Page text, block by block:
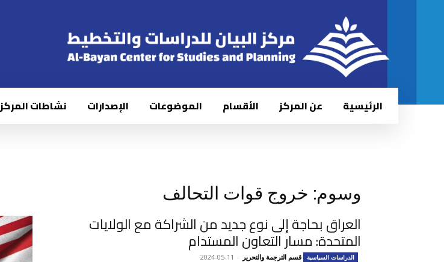
الرئيسية عن المركز الأقسام الموضوعات الإصدارات نشاطات المركز
وسوم: خروج قوات التحالف
العراق بحاجة إلى نوع جديد من الشراكة مع الولايات
المتحدة: مسار التعاون المستدام
الدراسات السياسية قسم الترجمة والتحرير -
2024-05-11